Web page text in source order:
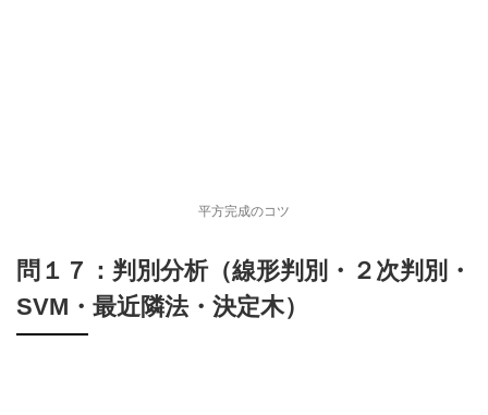
平方完成のコツ
問１７：判別分析（線形判別・２次判別・
SVM・最近隣法・決定木）